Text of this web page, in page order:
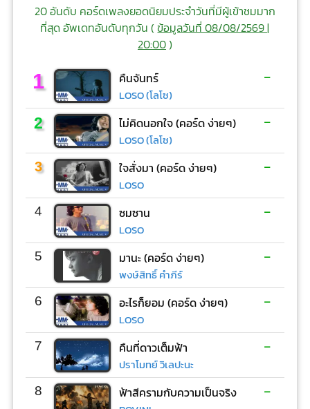
20 อันดับ คอร์ดเพลงยอดนิยมประจำวันที่มีผู้เข้าชมมาก
ที่สุด อัพเดทอันดับทุกวัน (ข้อมูลวันที่ 08/08/2569 |
20:00)
1 คืนจันทร์
LOSO (โลโซ)
-
2 ไม่คิดนอกใจ (คอร์ด ง่ายๆ)
LOSO (โลโซ)
-
3 ใจสั่งมา (คอร์ด ง่ายๆ)
LOSO
-
4 ซมซาน
LOSO
-
5 มานะ (คอร์ด ง่ายๆ)
พงษ์สิทธิ์ คำภีร์
-
6 อะไรก็ยอม (คอร์ด ง่ายๆ)
LOSO
-
7 คืนที่ดาวเต็มฟ้า
ปราโมทย์ วิเลปะนะ
-
8 ฟ้าสีครามกับความเป็นจริง -